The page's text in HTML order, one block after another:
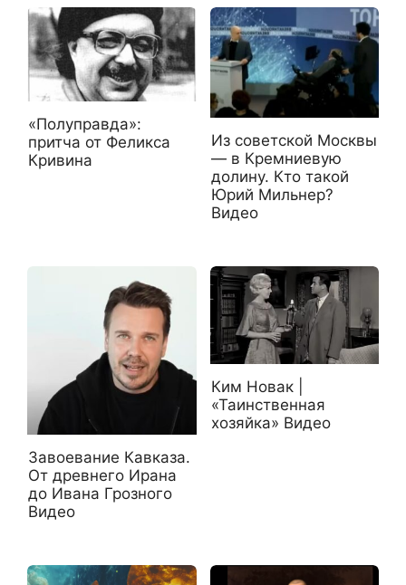
«Полуправда»:
притча от Феликса
Кривина
Из советской Москвы
— в Кремниевую
долину. Кто такой
Юрий Мильнер?
Видео
Завоевание Кавказа.
От древнего Ирана
до Ивана Грозного
Видео
Ким Новак |
«Таинственная
хозяйка» Видео